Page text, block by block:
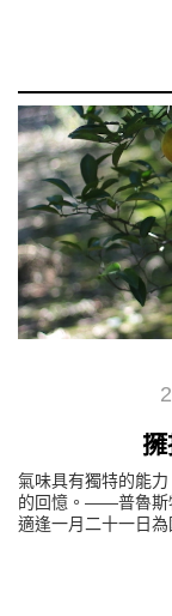
氣味具有獨特的能
的回憶。——普魯斯
適逢一月二十一日為